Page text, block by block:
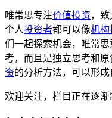
唯常思专注价值投资，
个人投资者都可以像机构
们一起探索机会，唯常
考，而且是独立思考和
资的分析方法，可以形成
欢迎关注，栏目正在逐渐